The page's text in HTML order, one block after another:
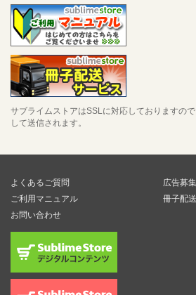
サブライムストアはSSLに対応しておりますの
して送信されます。
よくあるご質問
ご利用マニュアル
お問い合わせ
広告募集
冊子配